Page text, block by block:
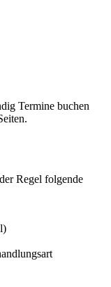
Termine buchen
Regel folgende